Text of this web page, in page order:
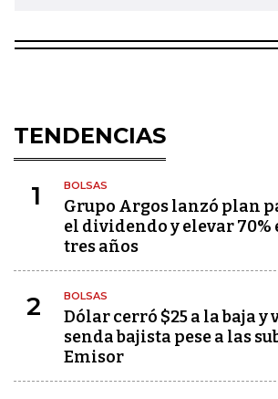
TENDENCIAS
1 BOLSAS
Grupo Argos lanzó plan
el dividendo y elevar 70%
tres años
2 BOLSAS
Dólar cerró $25 a la baja y
senda bajista pese a las
Emisor